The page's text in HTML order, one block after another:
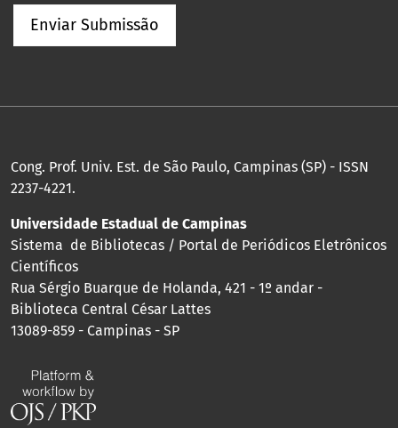
Enviar Submissão
Cong. Prof. Univ. Est. de São Paulo, Campinas (SP) - ISSN
2237-4221.
Universidade Estadual de Campinas
Sistema de Bibliotecas / Portal de Periódicos Eletrônicos
Científicos
Rua Sérgio Buarque de Holanda, 421 - 1º andar -
Biblioteca Central César Lattes
13089-859 - Campinas - SP